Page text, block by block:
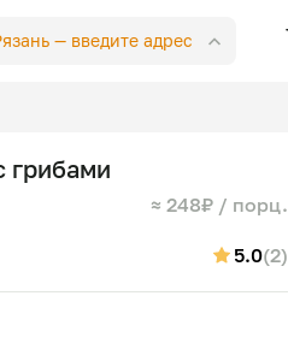
— введите адрес
грибами
≈ 248₽ / порц.
5.0(2)